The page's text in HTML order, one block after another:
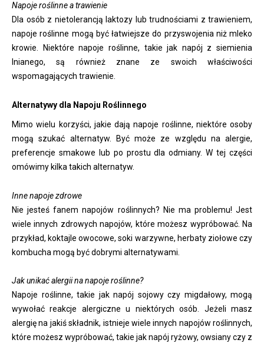
Napoje roślinne a trawienie
Dla osób z nietolerancją laktozy lub trudnościami z trawieniem,
napoje roślinne mogą być łatwiejsze do przyswojenia niż mleko
krowie. Niektóre napoje roślinne, takie jak napój z siemienia
lnianego, są również znane ze swoich właściwości
wspomagających trawienie.
Alternatywy dla Napoju Roślinnego
Mimo wielu korzyści, jakie dają napoje roślinne, niektóre osoby
mogą szukać alternatyw. Być może ze względu na alergie,
preferencje smakowe lub po prostu dla odmiany. W tej części
omówimy kilka takich alternatyw.
Inne napoje zdrowe
Nie jesteś fanem napojów roślinnych? Nie ma problemu! Jest
wiele innych zdrowych napojów, które możesz wypróbować. Na
przykład, koktajle owocowe, soki warzywne, herbaty ziołowe czy
kombucha mogą być dobrymi alternatywami.
Jak unikać alergii na napoje roślinne?
Napoje roślinne, takie jak napój sojowy czy migdałowy, mogą
wywołać reakcje alergiczne u niektórych osób. Jeżeli masz
alergię na jakiś składnik, istnieje wiele innych napojów roślinnych,
które możesz wypróbować, takie jak napój ryżowy, owsiany czy z